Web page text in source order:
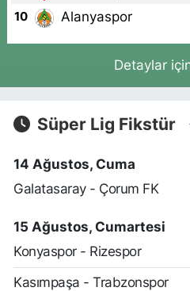
10 Alanyaspor
Detaylar
Süper Lig Fikstür
14 Ağustos, Cuma
Galatasaray - Çorum FK
15 Ağustos, Cumartesi
Konyaspor - Rizespor
Kasımpaşa - Trabzonspor